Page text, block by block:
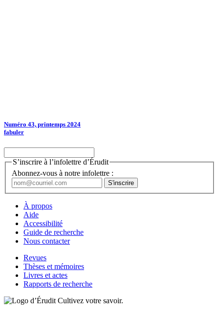
Numéro 43, printemps 2024
fabuler
S’inscrire à l’infolettre d’Érudit
Abonnez-vous à notre infolettre :
À propos
Aide
Accessibilité
Guide de recherche
Nous contacter
Revues
Thèses et mémoires
Livres et actes
Rapports de recherche
Cultivez votre savoir.